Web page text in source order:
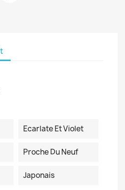
Ecarlate Et Violet
Proche Du Neuf
Japonais